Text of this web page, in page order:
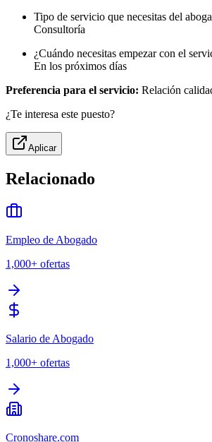
Tipo de servicio que necesitas del
Consultoría
¿Cuándo necesitas empezar con el
En los próximos días
Preferencia para el servicio: Relación
¿Te interesa este puesto?
Aplicar
Relacionado
Empleo de Abogado
1,000+ ofertas
Salario de Abogado
1,000+ ofertas
Cronoshare.com